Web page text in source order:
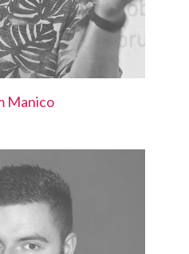
Manico